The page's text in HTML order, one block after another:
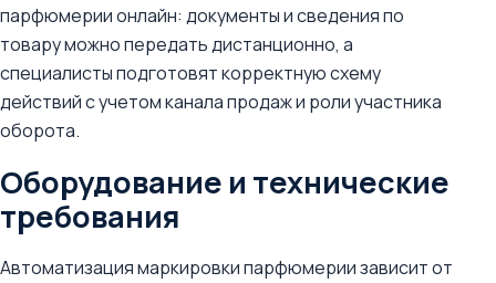
парфюмерии онлайн: документы и сведения по
товару можно передать дистанционно, а
специалисты подготовят корректную схему
действий с учетом канала продаж и роли участника
оборота.
Оборудование и технические
требования
Автоматизация маркировки парфюмерии зависит от